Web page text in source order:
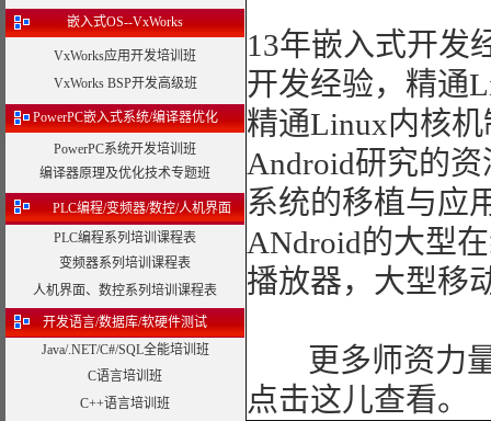
嵌入式OS--VxWorks
VxWorks应用开发培训班
VxWorks BSP开发高级班
PowerPC嵌入式系统/编译器优化
PowerPC系统开发培训班
编译器原理及优化技术专题班
PLC编程/变频器/数控/人机界面
PLC编程系列培训课程表
变频器系列培训课程表
人机界面、数控系列培训课程表
开发语言/数据库/软硬件测试
Java/.NET/C#/SQL全能培训班
C语言培训班
C++语言培训班
13年嵌入式开发
开发经验，精通
精通Linux内核
Android研究的
系统的移植与应
ANdroid的大型
播放器，大型移
更多师资力
点击这儿查看。